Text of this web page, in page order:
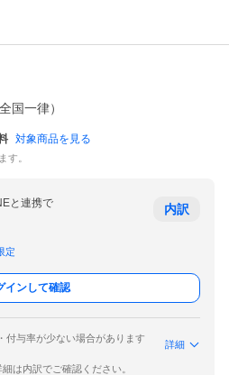
全国一律）
対象商品を見る
す。
と連携で
定
内訳
インして確認
付与率が少ない場合があります
詳細
は内訳でご確認ください。